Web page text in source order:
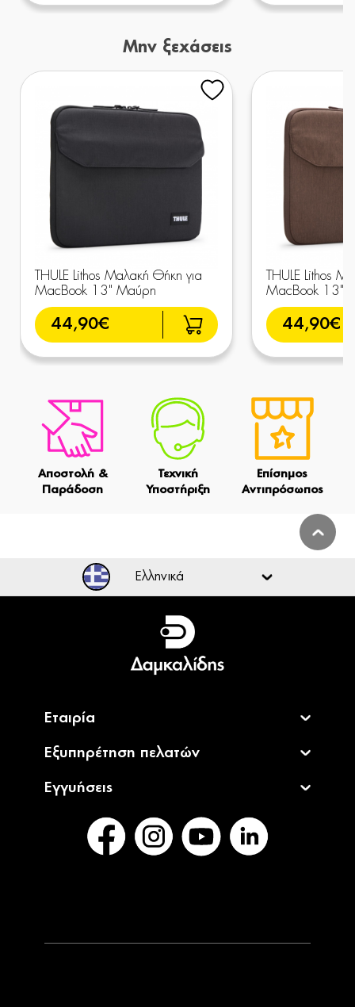
Μην ξεχάσεις
THULE Lithos Μαλακή Θήκη για
MacBook 13" Μαύρη
44,90€
THULE Lithos
MacBook 13"
44,90€
Αποστολή &
Παράδοση
Τεχνική
Υποστήριξη
Επίσημος
Αντιπρόσωπος
Ελληνικά
Ελληνικά
English
Εταιρία
Εξυπηρέτηση πελατών
Εγγυήσεις